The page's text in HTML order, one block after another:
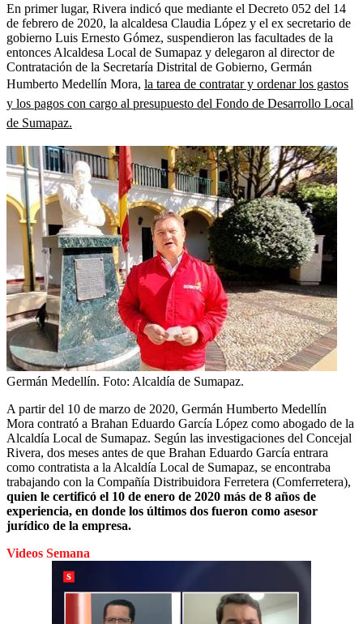
En primer lugar, Rivera indicó que mediante el Decreto 052 del 14
de febrero de 2020, la alcaldesa Claudia López y el ex secretario de
gobierno Luis Ernesto Gómez, suspendieron las facultades de la
entonces Alcaldesa Local de Sumapaz y delegaron al director de
Contratación de la Secretaría Distrital de Gobierno, Germán
Humberto Medellín Mora, la tarea de contratar y ordenar los gastos
y los pagos con cargo al presupuesto del Fondo de Desarrollo Local
de Sumapaz.
Germán Medellín. Foto: Alcaldía de Sumapaz.
A partir del 10 de marzo de 2020, Germán Humberto Medellín
Mora contrató a Brahan Eduardo García López como abogado de la
Alcaldía Local de Sumapaz. Según las investigaciones del Concejal
Rivera, dos meses antes de que Brahan Eduardo García entrara
como contratista a la Alcaldía Local de Sumapaz, se encontraba
trabajando con la Compañía Distribuidora Ferretera (Comferretera),
quien le certificó el 10 de enero de 2020 más de 8 años de
experiencia, en donde los últimos dos fueron como asesor
jurídico de la empresa.
Videos Semana